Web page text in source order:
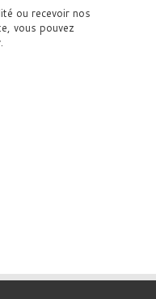
ou recevoir nos
vous pouvez
.